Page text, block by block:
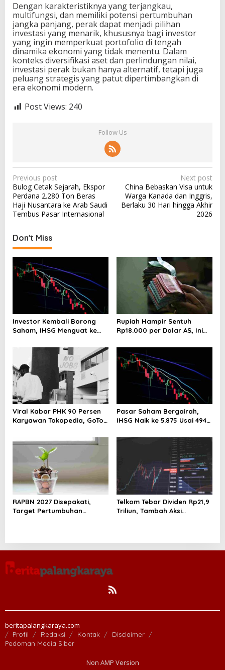
Dengan karakteristiknya yang terjangkau,
multifungsi, dan memiliki potensi pertumbuhan
jangka panjang, perak dapat menjadi pilihan
investasi yang menarik, khususnya bagi investor
yang ingin memperkuat portofolio di tengah
dinamika ekonomi yang tidak menentu. Dalam
konteks diversifikasi aset dan perlindungan nilai,
investasi perak bukan hanya alternatif, tetapi juga
peluang strategis yang patut dipertimbangkan di
era ekonomi modern.
Post Views: 240
Follow Us
P
o
s
t
n
a
v
i
t
i
n
Previous post
Bulog Cetak Sejarah, Ekspor
Perdana 2.280 Ton Beras
Haji Nusantara ke Arab Saudi
Tembus Pasar Internasional
Next post
China Bebaskan Visa untuk
Warga Kanada dan Inggris,
Berlaku 30 Hari hingga Akhir
2026
Don't Miss
Investor Kembali Borong
Saham, IHSG Menguat ke
Rupiah Hampir Sentuh
Rp18.000 per Dolar AS, Ini
Indonesia
Viral Kabar PHK 90 Persen
Karyawan Tokopedia, GoTo
Pasar Saham Bergairah,
IHSG Naik ke 5.875 Usai 494
RAPBN 2027 Disepakati,
Target Pertumbuhan
Telkom Tebar Dividen Rp21,9
Triliun, Tambah Aksi
beritapalangkaraya.com
Profil Redaksi Kontak
Disclaimer
Pedoman Media Siber
Non AMP Version